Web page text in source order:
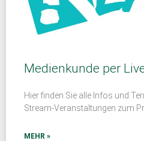
Medienkunde per
Hier finden Sie alle Infos und
Stream-Veranstaltungen zum
MEHR »